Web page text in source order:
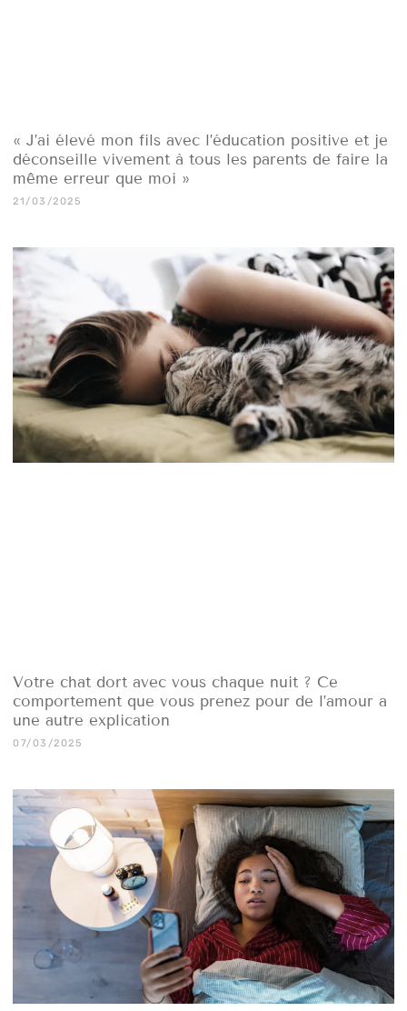
« J’ai élevé mon fils avec l’éducation positive et je
déconseille vivement à tous les parents de faire la
même erreur que moi »
21/03/2025
Votre chat dort avec vous chaque nuit ? Ce
comportement que vous prenez pour de l’amour a
une autre explication
07/03/2025